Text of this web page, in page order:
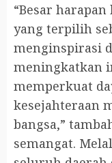
“Besar
yang terpilih
menginspirasi
meningkatkan
memperkuat
kesejahteraan
bangsa,”
semangat.